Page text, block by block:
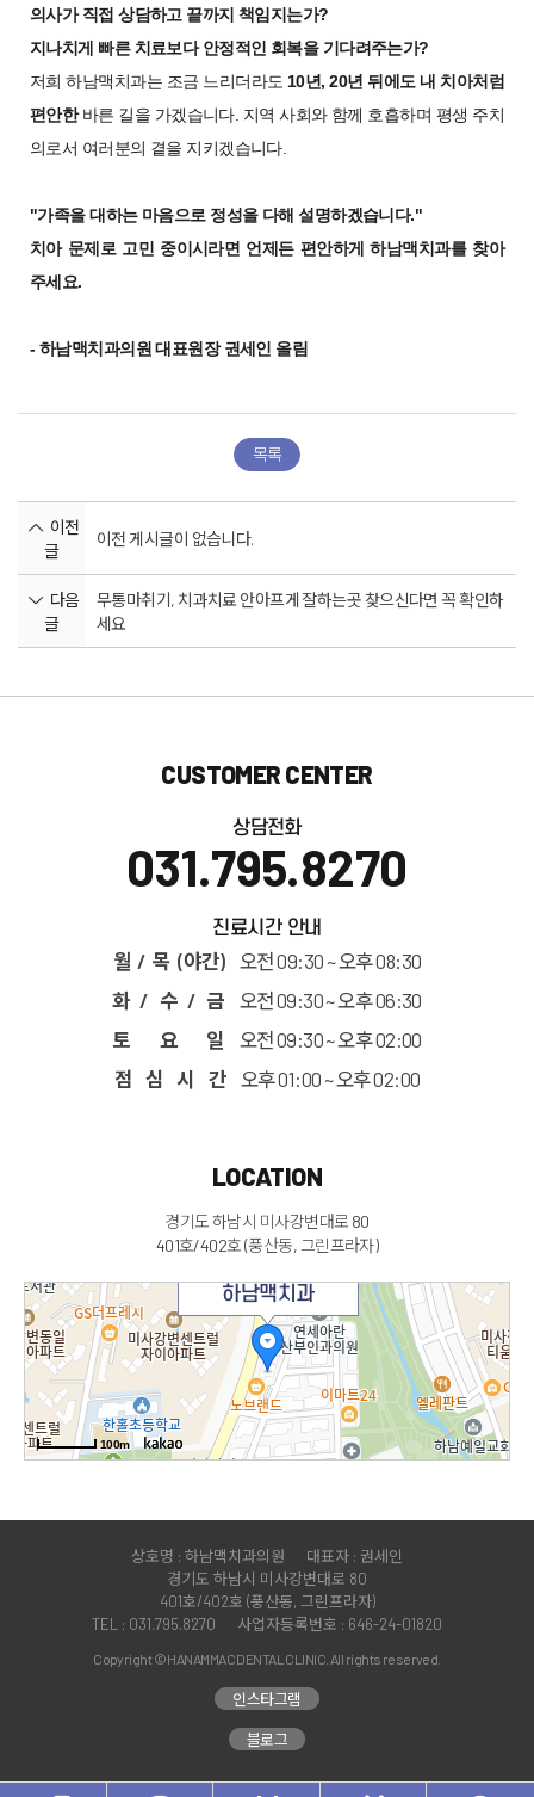
의사가 직접 상담하고 끝까지 책임지는가?
지나치게 빠른 치료보다 안정적인 회복을 기다려주는가?
저희 하남맥치과는 조금 느리더라도 10년, 20년 뒤에도 내 치아처럼
편안한바른 길을 가겠습니다. 지역 사회와 함께 호흡하며 평생 주치
의로서 여러분의 곁을 지키겠습니다.
"가족을 대하는 마음으로 정성을 다해 설명하겠습니다."
치아 문제로 고민 중이시라면 언제든 편안하게 하남맥치과를 찾아
주세요.
- 하남맥치과의원 대표원장 권세인 올림
목록
이전
글
이전 게시글이 없습니다.
다음
글
무통마취기, 치과치료 안아프게 잘하는곳 찾으신다면 꼭 확인하
세요
CUSTOMER CENTER
상담전화
031.795.8270
진료시간 안내
월 / 목 (야간)
오전 09:30 ~ 오후 08:30
화 / 수 / 금
오전 09:30 ~ 오후 06:30
토 요 일
오전 09:30 ~ 오후 02:00
점 심 시 간
오후 01:00 ~ 오후 02:00
LOCATION
경기도 하남시 미사강변대로 80
401호/402호 (풍산동, 그린프라자)
하남맥치과
100m
상호명 : 하남맥치과의원
대표자 : 권세인
경기도 하남시 미사강변대로 80
401호/402호 (풍산동, 그린프라자)
TEL : 031.795.8270
사업자등록번호 : 646-24-01820
Copyright © HANAMMAC DENTAL CLINIC. All rights reserved.
인스타그램
블로그